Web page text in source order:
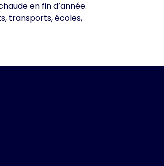
en fin d’année.
transports, écoles,